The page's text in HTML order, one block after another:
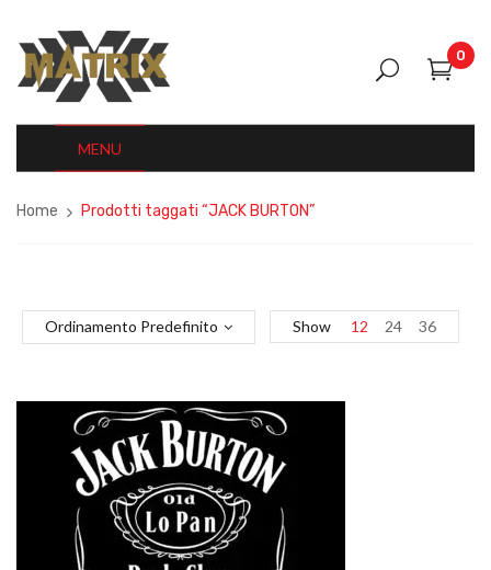
0
MENU
Home Prodotti taggati “JACK BURTON”
Ordinamento Predefinito Show 12 24 36